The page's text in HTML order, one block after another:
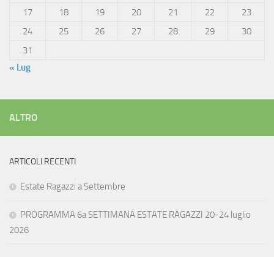
17
18 19 20 21 22
23
24
25 26 27 28 29
30
31
« Lug
ALTRO
ARTICOLI RECENTI
Estate Ragazzi a Settembre
PROGRAMMA 6a SETTIMANA ESTATE RAGAZZI 20-24 luglio
2026